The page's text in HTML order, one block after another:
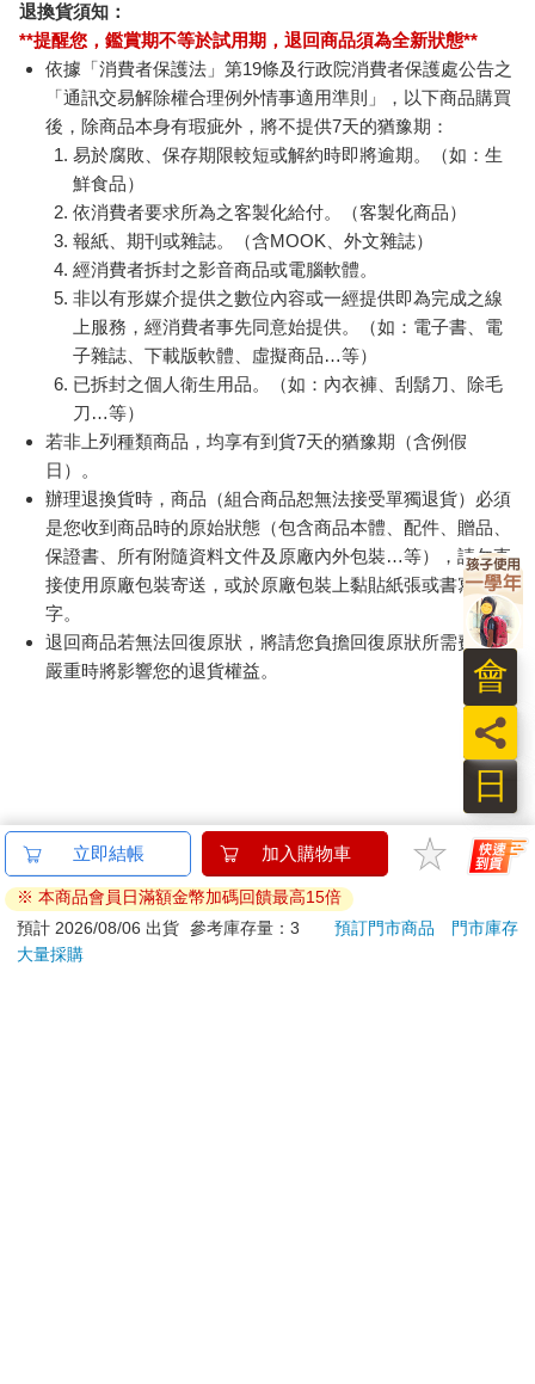
退換貨須知：
**提醒您，鑑賞期不等於試用期，退回商品須為全新狀態**
依據「消費者保護法」第19條及行政院消費者保護處公告之
「通訊交易解除權合理例外情事適用準則」，以下商品購買
後，除商品本身有瑕疵外，將不提供7天的猶豫期：
易於腐敗、保存期限較短或解約時即將逾期。（如：生
鮮食品）
依消費者要求所為之客製化給付。（客製化商品）
報紙、期刊或雜誌。（含MOOK、外文雜誌）
經消費者拆封之影音商品或電腦軟體。
非以有形媒介提供之數位內容或一經提供即為完成之線
上服務，經消費者事先同意始提供。（如：電子書、電
子雜誌、下載版軟體、虛擬商品…等）
已拆封之個人衛生用品。（如：內衣褲、刮鬍刀、除毛
刀…等）
若非上列種類商品，均享有到貨7天的猶豫期（含例假
日）。
辦理退換貨時，商品（組合商品恕無法接受單獨退貨）必須
是您收到商品時的原始狀態（包含商品本體、配件、贈品、
保證書、所有附隨資料文件及原廠內外包裝…等），請勿直
接使用原廠包裝寄送，或於原廠包裝上黏貼紙張或書寫文
字。
退回商品若無法回復原狀，將請您負擔回復原狀所需費用，
嚴重時將影響您的退貨權益。
立即結帳 加入購物車
※ 本商品會員日滿額金幣加碼回饋最高15倍
預計 2026/08/06 出貨 參考庫存量：3 預訂門市商品
門市庫存
大量採購
日
員
會